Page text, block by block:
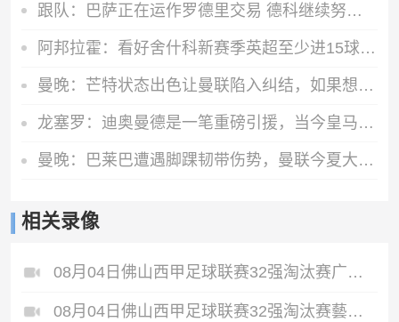
跟队：巴萨正在运作罗德里交易 德科继续努力尝试引进阿尔瓦雷斯
阿邦拉霍：看好舍什科新赛季英超至少进15球，期待他越踢越好
曼晚：芒特状态出色让曼联陷入纠结，如果想四线争冠可能还得买人
龙塞罗：迪奥曼德是一笔重磅引援，当今皇马坐拥世界独一档攻击线
曼晚：巴莱巴遭遇脚踝韧带伤势，曼联今夏大概率不会继续追求他
相关录像
08月04日佛山西甲足球联赛32强淘汰赛广东西南建设VS香港圣徒全场录像
08月04日佛山西甲足球联赛32强淘汰赛藝品高國際VS湛江狂狼·粵辉能源全场录像